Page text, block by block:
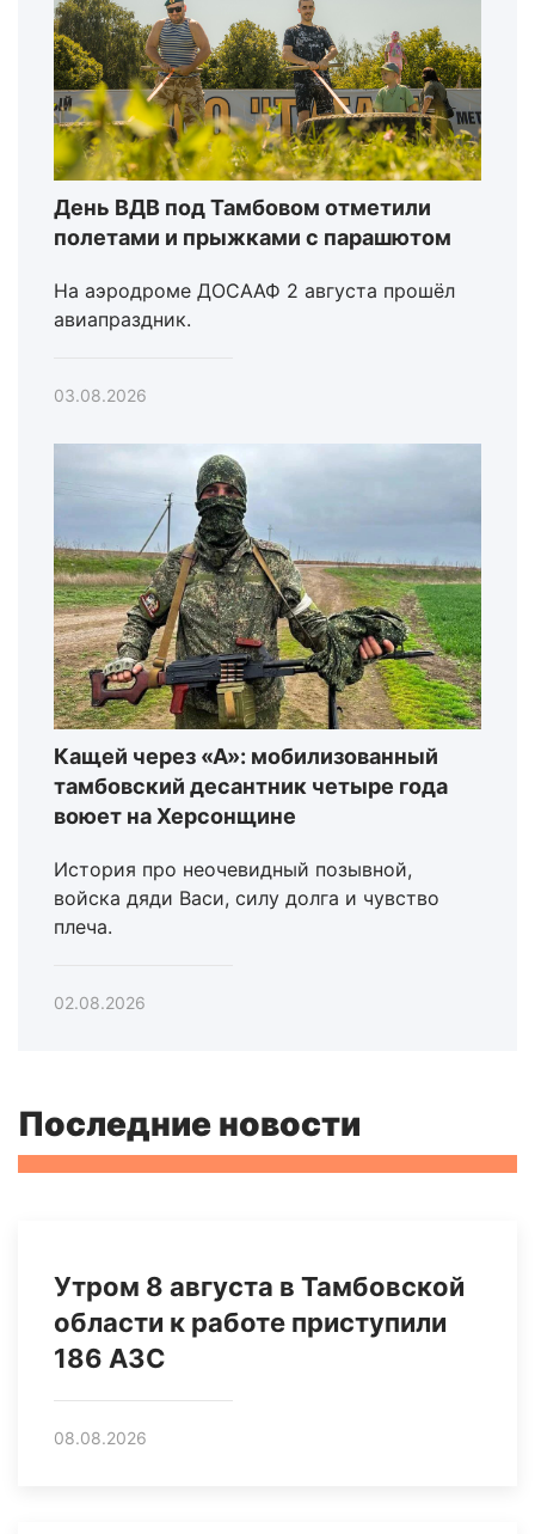
День ВДВ под Тамбовом отметили
полетами и прыжками с парашютом
На аэродроме ДОСААФ 2 августа прошёл
авиапраздник.
03.08.2026
Кащей через «А»: мобилизованный
тамбовский десантник четыре года
воюет на Херсонщине
История про неочевидный позывной,
войска дяди Васи, силу долга и чувство
плеча.
02.08.2026
Последние новости
Утром 8 августа в Тамбовской
области к работе приступили
186 АЗС
08.08.2026